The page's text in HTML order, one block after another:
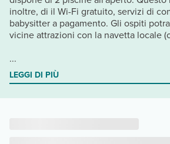
inoltre, di il Wi-Fi gratuito, servizi di
babysitter a pagamento. Gli ospiti
vicine attrazioni con la navetta locale
...
LEGGI DI PIÙ